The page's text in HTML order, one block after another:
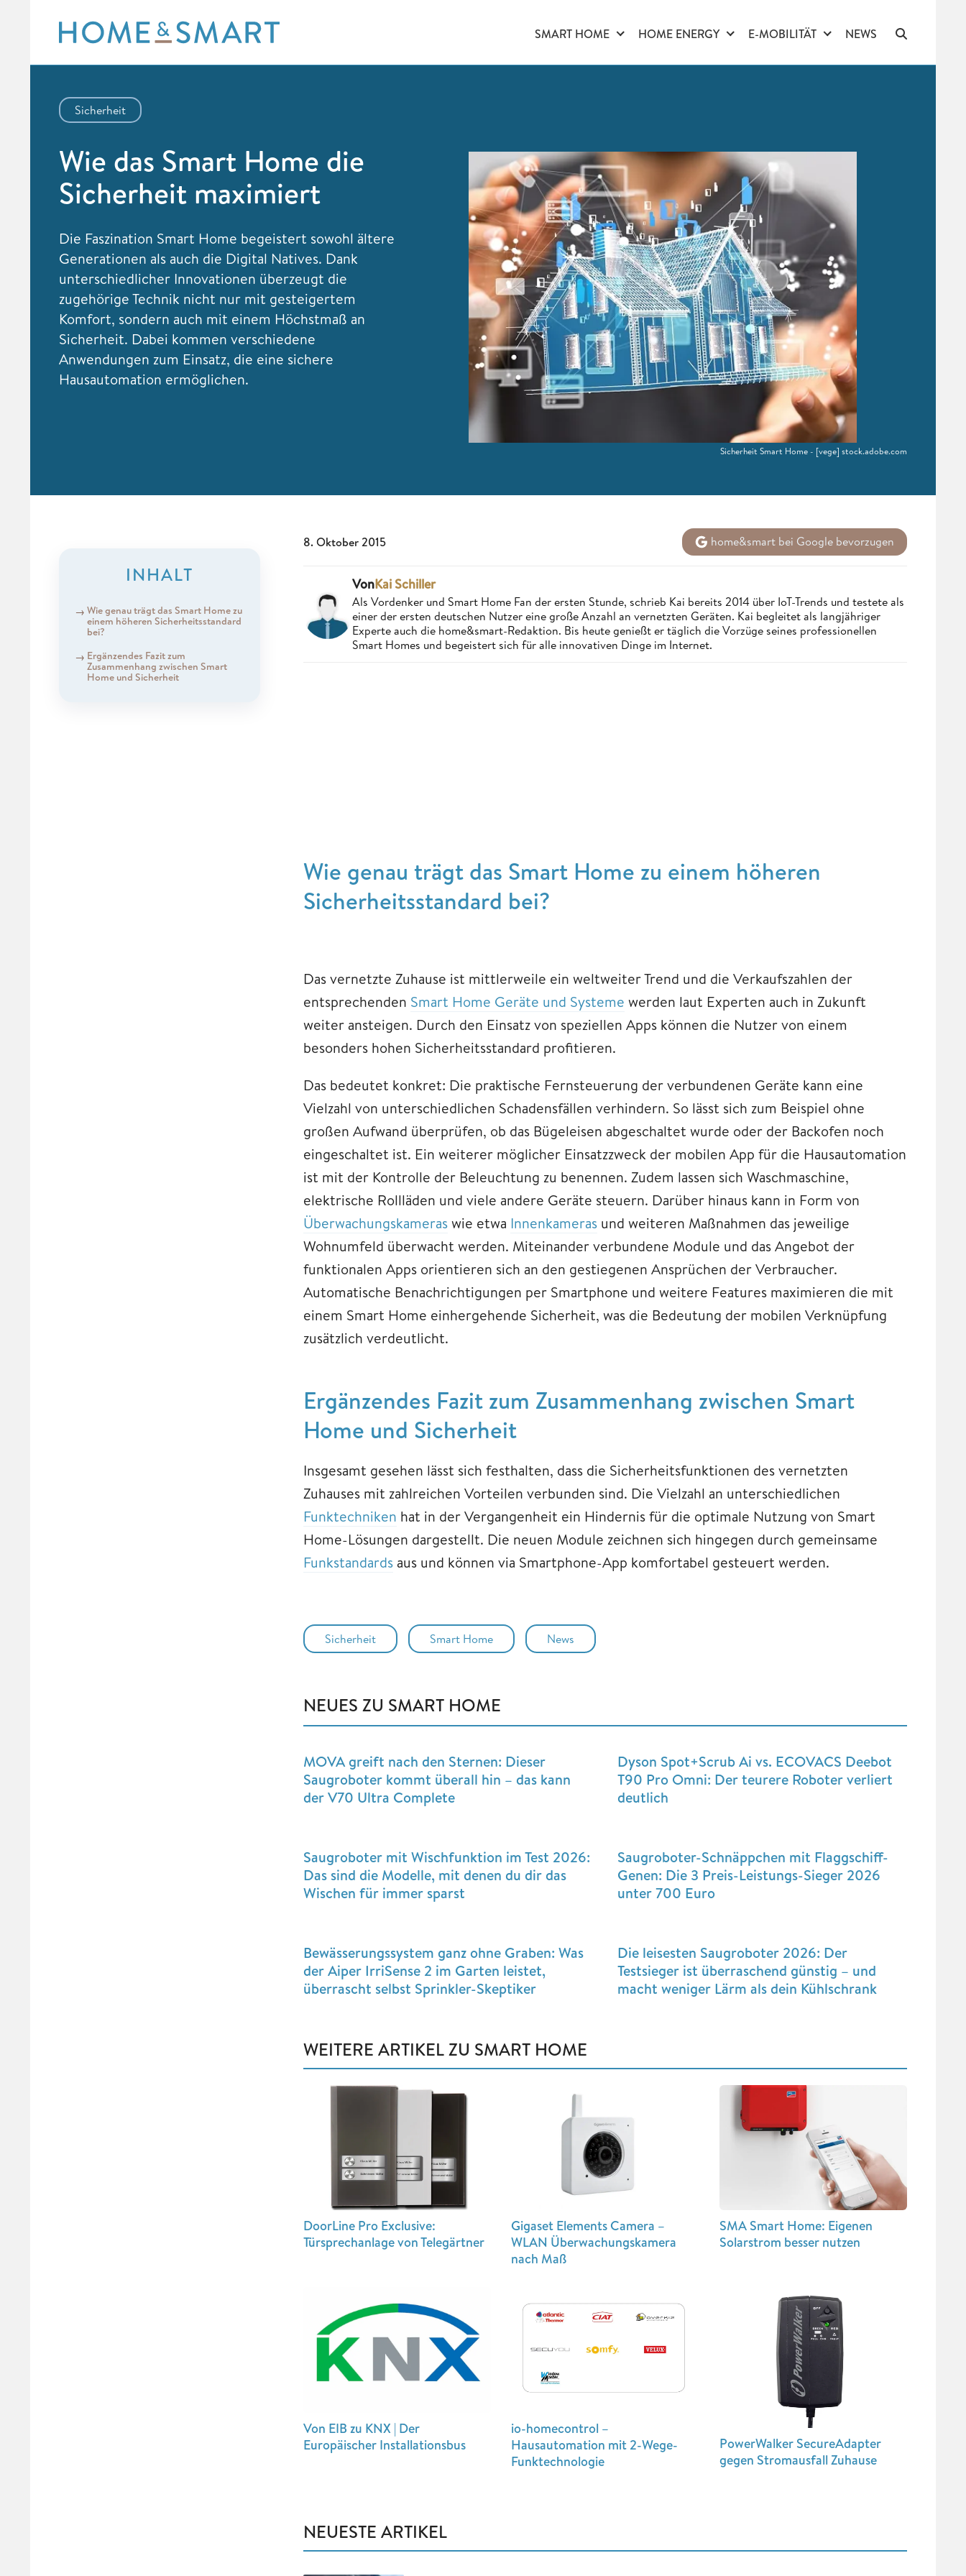
content
SMART HOME HOME ENERGY E-MOBILITÄT NEWS
Sicherheit
Wie das Smart Home die
Sicherheit maximiert
Die Faszination Smart Home begeistert sowohl ältere
Generationen als auch die Digital Natives. Dank
unterschiedlicher Innovationen überzeugt die
zugehörige Technik nicht nur mit gesteigertem
Komfort, sondern auch mit einem Höchstmaß an
Sicherheit. Dabei kommen verschiedene
Anwendungen zum Einsatz, die eine sichere
Hausautomation ermöglichen.
Sicherheit Smart Home - [vege] stock.adobe.com
INHALT
Wie genau trägt das Smart Home zu
einem höheren Sicherheitsstandard
bei?
Ergänzendes Fazit zum
Zusammenhang zwischen Smart
Home und Sicherheit
8. Oktober 2015 home&smart bei Google bevorzugen
VonKai Schiller
Als Vordenker und Smart Home Fan der ersten Stunde, schrieb Kai bereits 2014 über IoT-Trends und testete als
einer der ersten deutschen Nutzer eine große Anzahl an vernetzten Geräten. Kai begleitet als langjähriger
Experte auch die home&smart-Redaktion. Bis heute genießt er täglich die Vorzüge seines professionellen
Smart Homes und begeistert sich für alle innovativen Dinge im Internet.
Wie genau trägt das Smart Home zu einem höheren
Sicherheitsstandard bei?
Das vernetzte Zuhause ist mittlerweile ein weltweiter Trend und die Verkaufszahlen der
entsprechenden Smart Home Geräte und Systeme werden laut Experten auch in Zukunft
weiter ansteigen. Durch den Einsatz von speziellen Apps können die Nutzer von einem
besonders hohen Sicherheitsstandard profitieren.
Das bedeutet konkret: Die praktische Fernsteuerung der verbundenen Geräte kann eine
Vielzahl von unterschiedlichen Schadensfällen verhindern. So lässt sich zum Beispiel ohne
großen Aufwand überprüfen, ob das Bügeleisen abgeschaltet wurde oder der Backofen noch
eingeschaltet ist. Ein weiterer möglicher Einsatzzweck der mobilen App für die Hausautomation
ist mit der Kontrolle der Beleuchtung zu benennen. Zudem lassen sich Waschmaschine,
elektrische Rollläden und viele andere Geräte steuern. Darüber hinaus kann in Form von
Überwachungskameraswie etwa Innenkameras und weiteren Maßnahmen das jeweilige
Wohnumfeld überwacht werden. Miteinander verbundene Module und das Angebot der
funktionalen Apps orientieren sich an den gestiegenen Ansprüchen der Verbraucher.
Automatische Benachrichtigungen per Smartphone und weitere Features maximieren die mit
einem Smart Home einhergehende Sicherheit, was die Bedeutung der mobilen Verknüpfung
zusätzlich verdeutlicht.
Ergänzendes Fazit zum Zusammenhang zwischen Smart
Home und Sicherheit
Insgesamt gesehen lässt sich festhalten, dass die Sicherheitsfunktionen des vernetzten
Zuhauses mit zahlreichen Vorteilen verbunden sind. Die Vielzahl an unterschiedlichen
Funktechniken hat in der Vergangenheit ein Hindernis für die optimale Nutzung von Smart
Home-Lösungen dargestellt. Die neuen Module zeichnen sich hingegen durch gemeinsame
Funkstandards aus und können via Smartphone-App komfortabel gesteuert werden.
Sicherheit Smart Home News
NEUES ZU SMART HOME
MOVA greift nach den Sternen: Dieser
Saugroboter kommt überall hin – das kann
der V70 Ultra Complete
Dyson Spot+Scrub Ai vs. ECOVACS Deebot
T90 Pro Omni: Der teurere Roboter verliert
deutlich
Saugroboter mit Wischfunktion im Test 2026:
Das sind die Modelle, mit denen du dir das
Wischen für immer sparst
Saugroboter-Schnäppchen mit Flaggschiff-
Genen: Die 3 Preis-Leistungs-Sieger 2026
unter 700 Euro
Bewässerungssystem ganz ohne Graben: Was
der Aiper IrriSense 2 im Garten leistet,
überrascht selbst Sprinkler-Skeptiker
Die leisesten Saugroboter 2026: Der
Testsieger ist überraschend günstig – und
macht weniger Lärm als dein Kühlschrank
WEITERE ARTIKEL ZU SMART HOME
DoorLine Pro Exclusive:
Türsprechanlage von Telegärtner
Gigaset Elements Camera –
WLAN Überwachungskamera
nach Maß
SMA Smart Home: Eigenen
Solarstrom besser nutzen
Von EIB zu KNX | Der
Europäischer Installationsbus
io-homecontrol –
Hausautomation mit 2-Wege-
Funktechnologie
PowerWalker SecureAdapter
gegen Stromausfall Zuhause
NEUESTE ARTIKEL